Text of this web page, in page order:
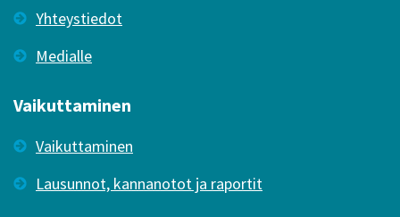
Yhteystiedot
Medialle
Vaikuttaminen
Vaikuttaminen
Lausunnot, kannanotot ja raportit